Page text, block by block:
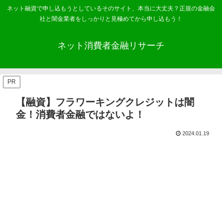
ネット融資で申し込もうとしているそのサイト、本当に大丈夫？正規の金融会
社と闇金業者をしっかりと見極めてから申し込もう！
ネット消費者金融リサーチ
PR
【融資】フラワーキングクレジットは闇
金！消費者金融ではないよ！
2024.01.19